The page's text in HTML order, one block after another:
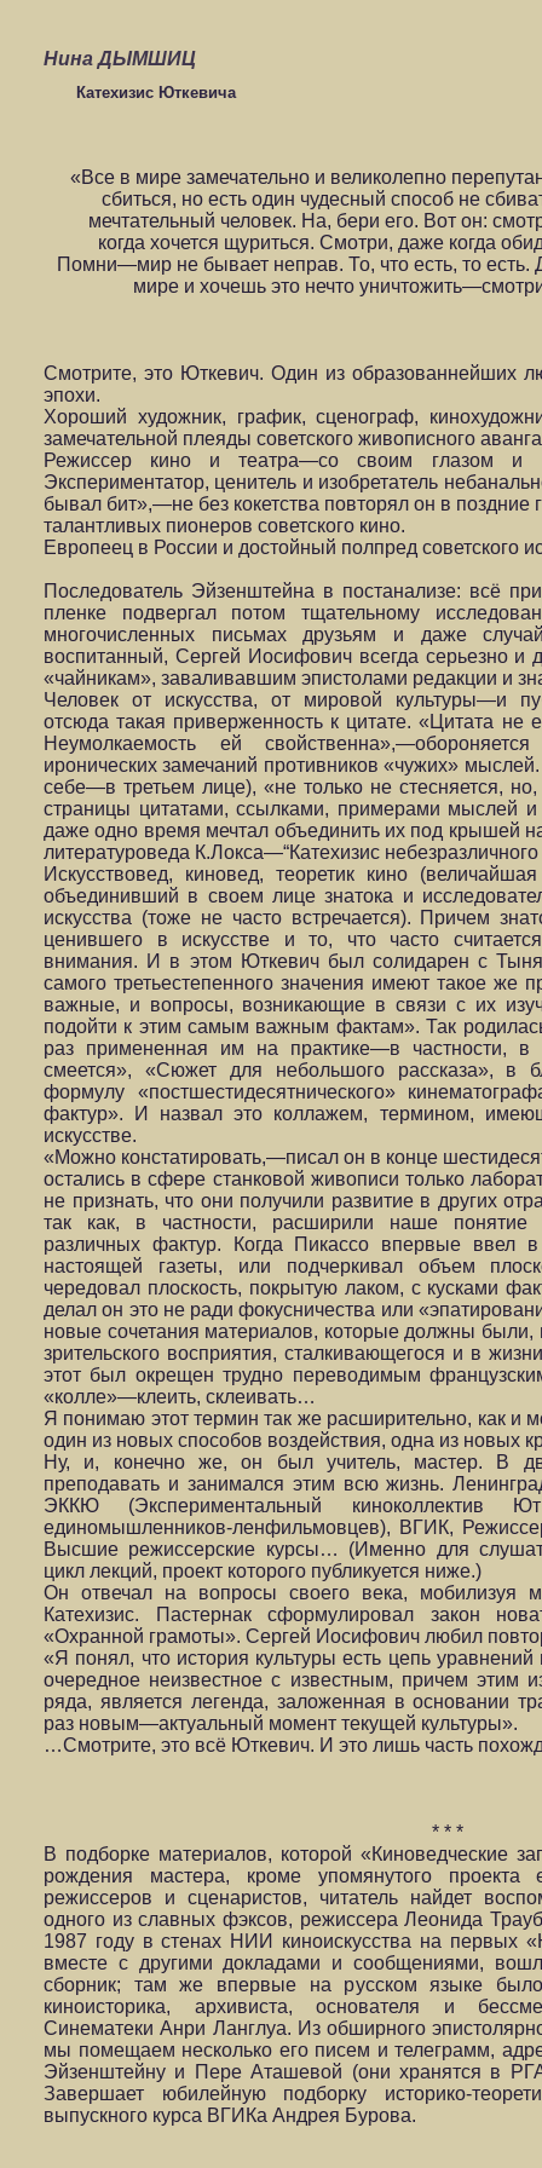
Нина ДЫМШИЦ
Катехизис Юткевича
«Все в мире замечательно и великолепно
сбиться, но есть один чудесный способ не
мечтательный человек. На, бери его. Вот он:
когда хочется щуриться. Смотри, даже когда
Помни—мир не бывает неправ. То, что есть, то есть.
мире и хочешь это нечто
Смотрите, это Юткевич. Один из образованнейших
эпохи.
Хороший художник, график, сценограф,
замечательной плеяды советского живописного
Режиссер кино и театра—со своим глазом и
Экспериментатор, ценитель и изобретатель
бывал бит»,—не без кокетства повторял он в поздние
талантливых пионеров советского кино.
Европеец в России и достойный полпред советского
Последователь Эйзенштейна в постанализе: всё
пленке подвергал потом тщательному
многочисленных письмах друзьям и даже
воспитанный, Сергей Иосифович всегда серьезно и
«чайникам», заваливавшим эпистолами редакции и
Человек от искусства, от мировой культуры—и
отсюда такая приверженность к цитате. «Цитата не
Неумолкаемость ей
иронических замечаний противников «чужих»
себе—в третьем лице), «не только не стесняется,
страницы цитатами, ссылками, примерами мыслей и
даже одно время мечтал объединить их под крышей
литературоведа К.Локса—“Катехизис небезразличного
Искусствовед, киновед, теоретик кино
объединивший в своем лице знатока и
искусства (тоже не часто встречается). Причем
ценившего в искусстве и то, что часто
внимания. И в этом Юткевич был солидарен с
самого третьестепенного значения имеют такое же
важные, и вопросы, возникающие в связи с их
подойти к этим самым важным фактам». Так
раз примененная им на практике—в частности,
смеется», «Сюжет для небольшого рассказа», в
формулу «постшестидесятнического»
фактур». И назвал это коллажем, термином,
искусстве.
«Можно констатировать,—писал он в конце
остались в сфере станковой живописи только
не признать, что они получили развитие в других
так как, в частности, расширили наше понятие
различных фактур. Когда Пикассо впервые ввел в
настоящей газеты, или подчеркивал объем
чередовал плоскость, покрытую лаком, с кусками
делал он это не ради фокусничества или
новые сочетания материалов, которые должны
зрительского восприятия, сталкивающегося и в
этот был окрещен трудно переводимым
«колле»—клеить, склеивать…
Я понимаю этот термин так же расширительно, как и
один из новых способов воздействия, одна из новых
Ну, и, конечно же, он был учитель, мастер. В
преподавать и занимался этим всю жизнь.
ЭККЮ (Экспериментальный киноколлектив
единомышленников-ленфильмовцев), ВГИК,
Высшие режиссерские курсы… (Именно для
цикл лекций, проект которого публикуется ниже.)
Он отвечал на вопросы своего века, мобилизуя
Катехизис. Пастернак сформулировал закон
«Охранной грамоты». Сергей Иосифович любил
«Я понял, что история культуры есть цепь
очередное неизвестное с известным, причем этим
ряда, является легенда, заложенная в основании
раз новым—актуальный момент текущей культуры».
…Смотрите, это всё Юткевич. И это лишь часть
* * *
В подборке материалов, которой «Киноведческие
рождения мастера, кроме упомянутого
режиссеров и сценаристов, читатель найдет
одного из славных фэксов, режиссера Леонида
1987 году в стенах НИИ киноискусства на первых
вместе с другими докладами и сообщениями,
сборник; там же впервые на русском языке было
киноисторика, архивиста, основателя и
Синематеки Анри Ланглуа. Из обширного
мы помещаем несколько его писем и телеграмм,
Эйзенштейну и Пере Аташевой (они хранятся в
Завершает юбилейную подборку историко-
выпускного курса ВГИКа Андрея Бурова.